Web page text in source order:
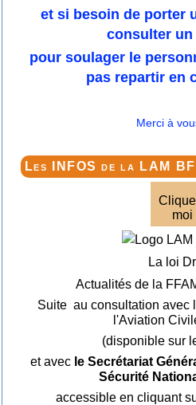
et si besoin de porter
consulter un
pour soulager le
pas repartir en
Merci à
Les INFOS de la LAM
moi
La loi
Actualités de la
Suite au consultation avec
l'Aviation
(disponible sur
et avec le Secrétariat
Sécurité
accessible en cliquant